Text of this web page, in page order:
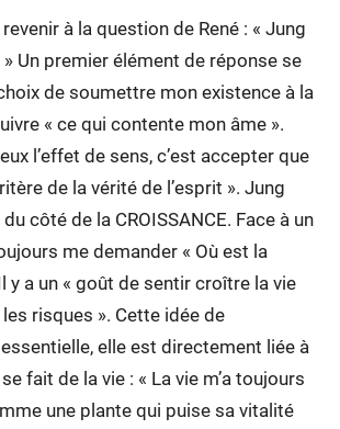
à la question de René : « Jung
Un premier élément de réponse se
de soumettre mon existence à la
« ce qui contente mon âme ».
l’effet de sens, c’est accepter que
de la vérité de l’esprit ». Jung
côté de la CROISSANCE. Face à un
me demander « Où est la
y a un « goût de sentir croître la vie
les risques ». Cette idée de
elle est directement liée à
fait de la vie : « La vie m’a toujours
une plante qui puise sa vitalité